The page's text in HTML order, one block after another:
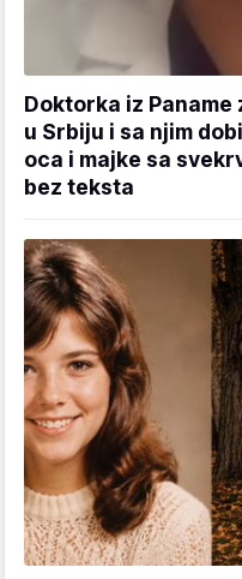
Doktorka iz
u Srbiju i sa njim
oca i majke sa
bez teksta